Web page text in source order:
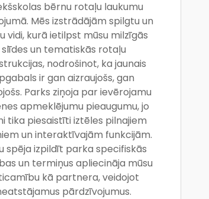
bērnu rotaļu laukumu
Mēs izstrādājām spilgtu un
vidi, kurā ietilpst mūsu milzīgās
slīdes un tematiskās rotaļu
nodrošinot, ka jaunais
ir gan aizraujošs, gan
Parks ziņoja par ievērojamu
apmeklējumu pieaugumu, jo
tika piesaistīti iztēles pilnajiem
un interaktīvajām funkcijām.
spēja izpildīt parka specifiskās
un termiņus apliecināja mūsu
kā partnera, veidojot
pārdzīvojumus.